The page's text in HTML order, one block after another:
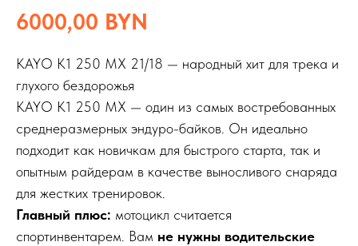
6000,00 BYN
KAYO K1 250 MX 21/18 — народный хит для трека и
глухого бездорожья
KAYO K1 250 MX — один из самых востребованных
среднеразмерных эндуро-байков. Он идеально
подходит как новичкам для быстрого старта, так и
опытным райдерам в качестве выносливого снаряда
для жестких тренировок.
Главный плюс: мотоцикл считается
спортинвентарем. Вам не нужны водительские